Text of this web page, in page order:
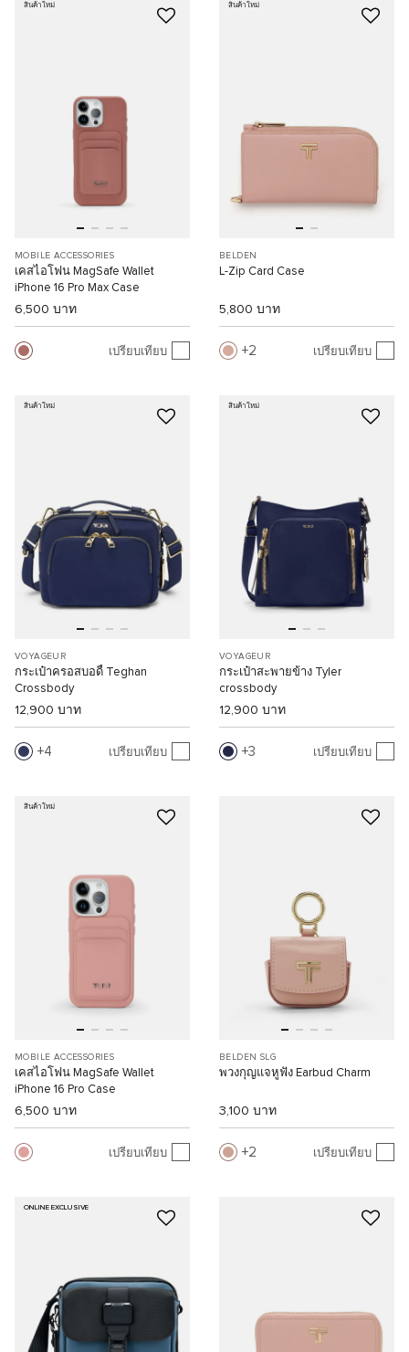
สินค้าใหม่
MOBILE ACCESSORIES
เคสไอโฟน MagSafe Wallet
iPhone 16 Pro Max Case
6,500 บาท
เปรียบเทียบ
สินค้าใหม่
BELDEN
L-Zip Card Case
5,800 บาท
2 เปรียบเทียบ
สินค้าใหม่
VOYAGEUR
กระเป๋าครอสบอดี้ Teghan
Crossbody
12,900 บาท
4 เปรียบเทียบ
สินค้าใหม่
VOYAGEUR
กระเป๋าสะพายข้าง Tyler
crossbody
12,900 บาท
3 เปรียบเทียบ
สินค้าใหม่
MOBILE ACCESSORIES
เคสไอโฟน MagSafe Wallet
iPhone 16 Pro Case
6,500 บาท
เปรียบเทียบ
BELDEN SLG
พวงกุญแจหูฟัง Earbud Charm
3,100 บาท
2 เปรียบเทียบ
ONLINE EXCLUSIVE